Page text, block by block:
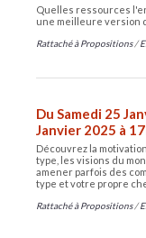
Quelles ressources
une meilleure version
Rattaché à Propositions /
Du Samedi 25
Janvier 2025 à
Découvrez la
type, les visions du
amener parfois des
type et votre propre
Rattaché à Propositions /